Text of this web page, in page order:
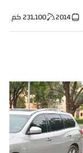
2014
231,100 كم